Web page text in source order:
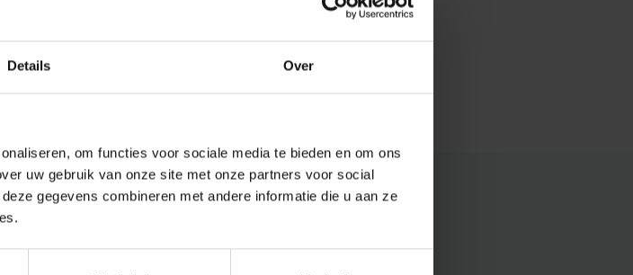
Details Over
om functies voor sociale media te bieden en om ons
uw gebruik van onze site met onze partners voor social
gegevens combineren met andere informatie die u aan ze